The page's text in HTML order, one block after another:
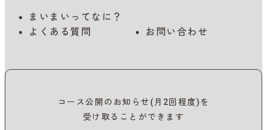
まいまいってなに？
よくある質問
お問い合わせ
コース公開のお知らせ(月2回程度)を
受け取ることができます